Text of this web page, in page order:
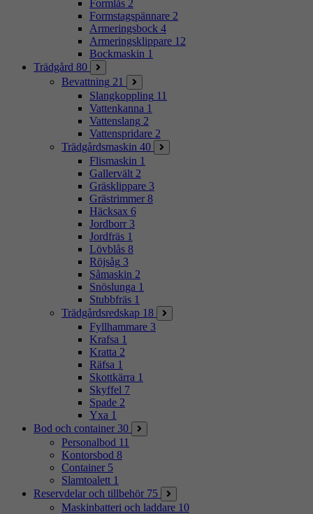
Formlås 2
Formstagspännare 2
Armeringsbock 4
Armeringsklippare 12
Bockmaskin 1
Trädgård 80
Bevattning 21
Slangkoppling 11
Vattenkanna 1
Vattenslang 2
Vattenspridare 2
Trädgårdsmaskin 40
Flismaskin 1
Gallervält 2
Gräsklippare 3
Grästrimmer 8
Häcksax 6
Jordborr 3
Jordfräs 1
Lövblås 8
Röjsåg 3
Såmaskin 2
Snöslunga 1
Stubbfräs 1
Trädgårdsredskap 18
Fyllhammare 3
Krafsa 1
Kratta 2
Räfsa 1
Skottkärra 1
Skyffel 7
Spade 2
Yxa 1
Bod och container 30
Personalbod 11
Kontorsbod 8
Container 5
Slamtoalett 1
Reservdelar och tillbehör 75
Maskinbatteri och laddare 10